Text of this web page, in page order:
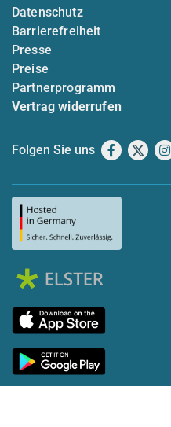
Datenschutz
Barrierefreiheit
Presse
Preise
Partnerprogramm
Vertrag widerrufen
Folgen Sie uns Facebook
X